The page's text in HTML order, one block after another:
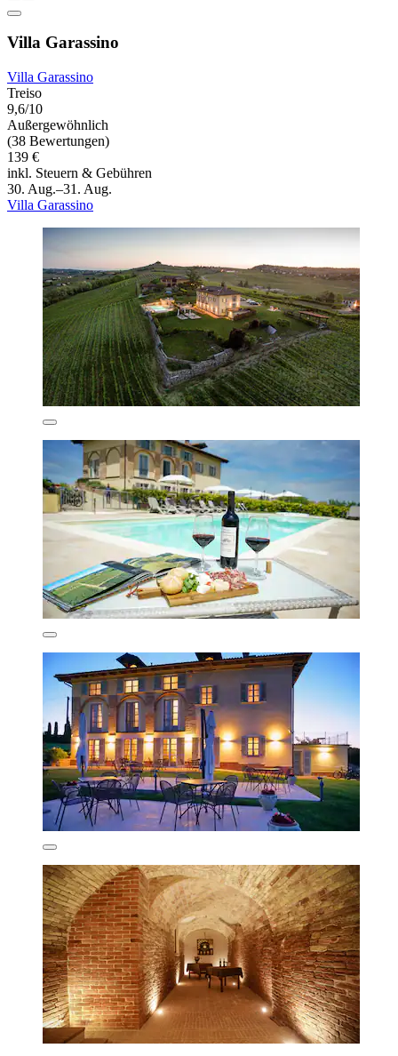
Villa Garassino
Villa Garassino
Treiso
9,6/10
Außergewöhnlich
(38 Bewertungen)
139 €
inkl. Steuern & Gebühren
30. Aug.–31. Aug.
Villa Garassino